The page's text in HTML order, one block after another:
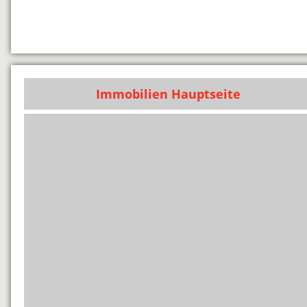
Immobilien Hauptseite